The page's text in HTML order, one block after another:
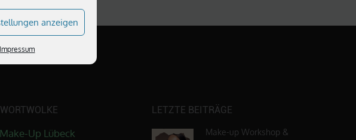
anzeigen
Impressum
Up Lübeck
LETZTE BEITRÄGE
Make-up Workshop &